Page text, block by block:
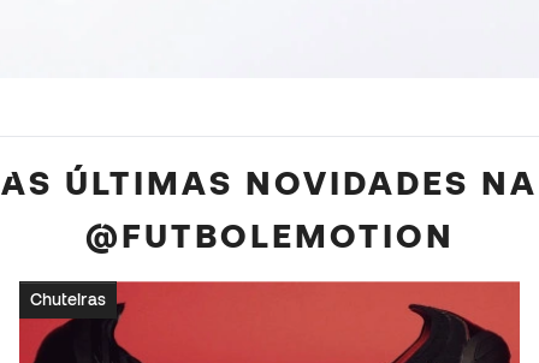
AS ÚLTIMAS NOVIDADES NA
@FUTBOLEMOTION
Chuteiras